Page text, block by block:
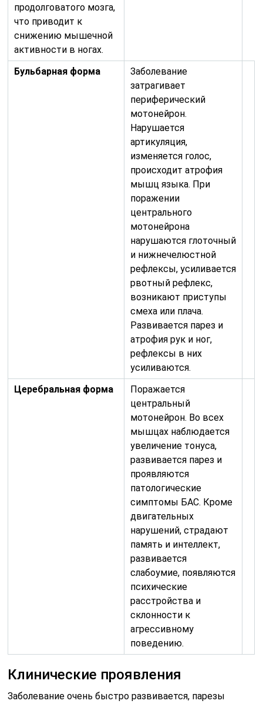
продолговатого мозга,
что приводит к
снижению мышечной
активности в ногах.
Бульбарная форма
Заболевание
затрагивает
периферический
мотонейрон.
Нарушается
артикуляция,
изменяется голос,
происходит атрофия
мышц языка. При
поражении
центрального
мотонейрона
нарушаются глоточный
и нижнечелюстной
рефлексы, усиливается
рвотный рефлекс,
возникают приступы
смеха или плача.
Развивается парез и
атрофия рук и ног,
рефлексы в них
усиливаются.
Церебральная форма
Поражается
центральный
мотонейрон. Во всех
мышцах наблюдается
увеличение тонуса,
развивается парез и
проявляются
патологические
симптомы БАС. Кроме
двигательных
нарушений, страдают
память и интеллект,
развивается
слабоумие, появляются
психические
расстройства и
склонности к
агрессивному
поведению.
Клинические проявления
Заболевание очень быстро развивается, парезы